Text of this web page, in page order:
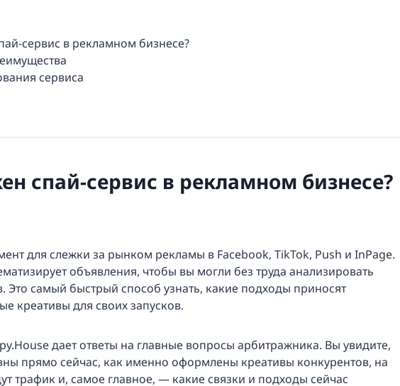
сервис в рекламном бизнесе?
сервиса
спай-сервис в рекламном бизнесе?
для слежки за рынком рекламы в Facebook, TikTok, Push и InPage.
объявления, чтобы вы могли без труда анализировать
Это самый быстрый способ узнать, какие подходы приносят
креативы для своих запусков.
дает ответы на главные вопросы арбитражника. Вы увидите,
прямо сейчас, как именно оформлены креативы конкурентов, на
трафик и, самое главное, — какие связки и подходы сейчас